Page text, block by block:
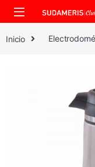
Skip to navigation
Skip to content
Inicio